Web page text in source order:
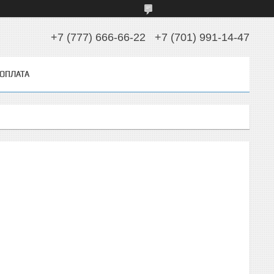
+7 (777) 666-66-22 +7 (701) 991-14-47